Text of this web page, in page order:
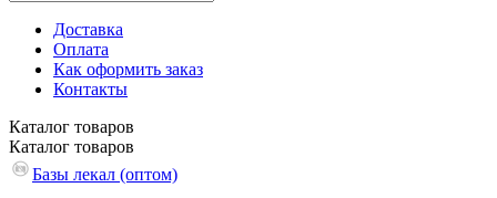
Доставка
Оплата
Как оформить заказ
Контакты
Каталог товаров
Каталог товаров
Базы лекал (оптом)